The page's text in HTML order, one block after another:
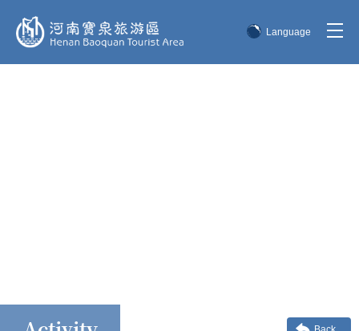
Language